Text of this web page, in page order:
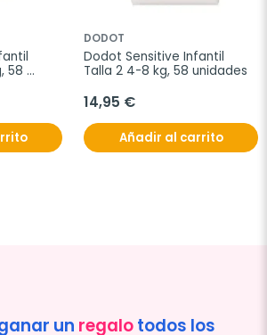
58
DODOT
Dodot Sensitive Infantil
Talla 2 4-8 kg, 58 unidades
14,95 €
Añadir al carrito
un regalotodos los